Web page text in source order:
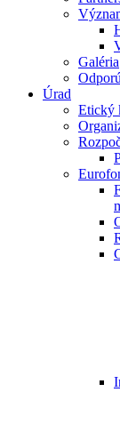
Galéria
Úrad
Etický